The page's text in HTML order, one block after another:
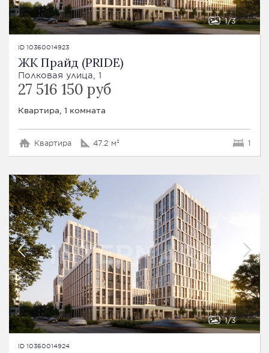
1 3
ID 10360014923
ЖК Прайд (PRIDE)
Полковая улица, 1
27 516 150 руб
Квартира, 1 комната
Квартира 47.2 м² 1
1 3
ID 10360014924